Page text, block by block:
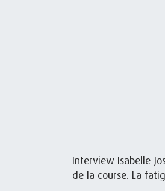
Interview Isabelle
de la course. La